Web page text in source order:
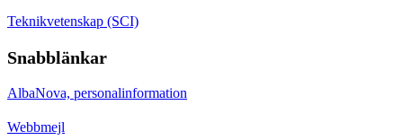
Teknikvetenskap (SCI)
Snabblänkar
AlbaNova, personalinformation
Webbmejl